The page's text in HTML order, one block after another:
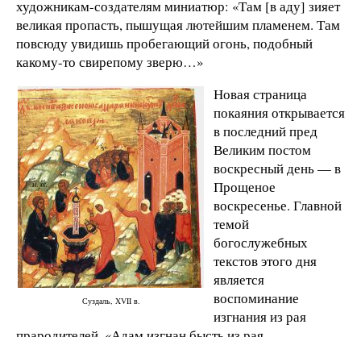
художникам-создателям миниатюр: «Там [в аду] зияет
великая пропасть, пышущая лютейшим пламенем. Там
повсюду увидишь пробегающий огонь, подобный
какому-то свирепому зверю…»
Суздаль, XVII в.
Новая страница
покаяния открывается
в последний пред
Великим постом
воскресный день — в
Прощеное
воскресенье. Главной
темой
богослужебных
текстов этого дня
является
воспоминание
изгнания из рая